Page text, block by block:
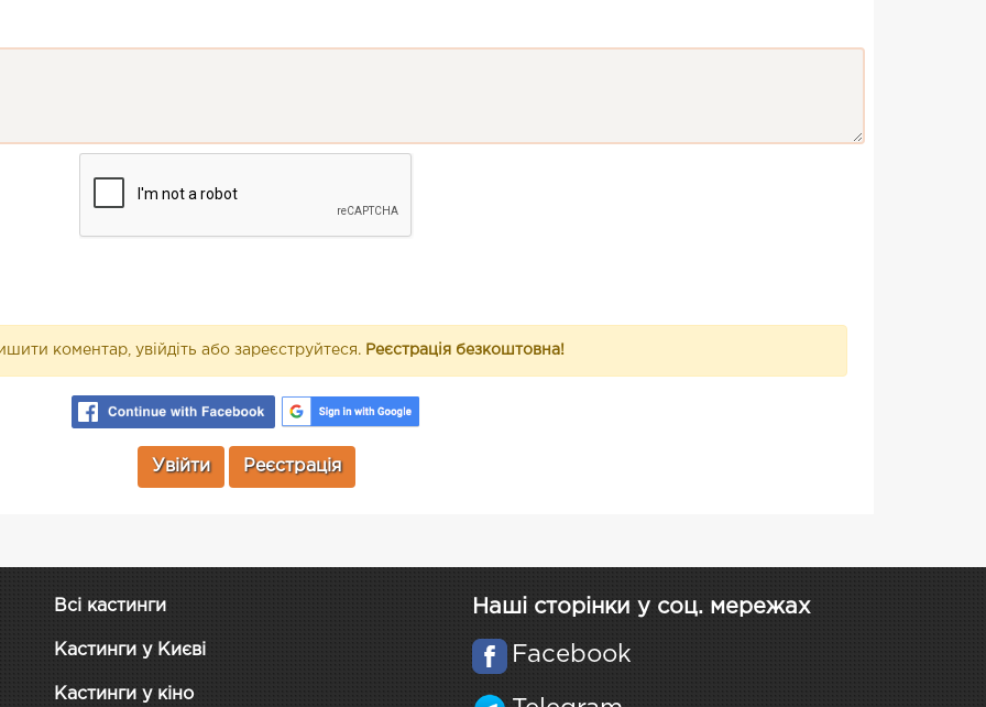
коментар, увійдіть або зареєструйтеся. Реєстрація безкоштовна!
Увійти Реєстрація
Всі кастинги
Кастинги у Києві
Кастинги у кіно
Наші сторінки у соц. мережах
Facebook